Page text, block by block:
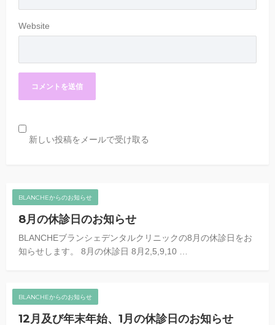
Website
新しい投稿をメールで受け取る
BLANCHEからのお知らせ
8月の休診日のお知らせ
BLANCHEブランシェデンタルクリニックの8月の休診日をお
知らせします。 8月の休診日 8月2,5,9,10 …
BLANCHEからのお知らせ
12月及び年末年始、1月の休診日のお知らせ